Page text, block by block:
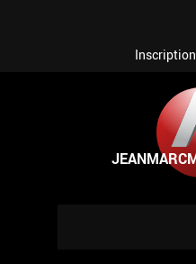
Inscription